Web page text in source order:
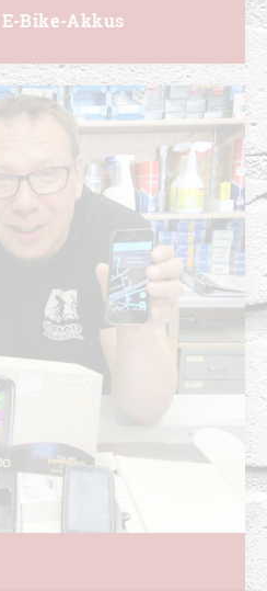
Bike-Akkus